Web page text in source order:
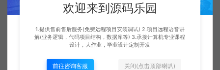
欢迎来到源码乐园
1.提供售前售后服务(免费远程项目安装调试) 2.项目远程语音讲
解(业务逻辑，代码项目结构，数据库等) 3.承接计算机专业课程
设计，大作业，毕业设计定制开发
前往咨询客服 关闭(点击顶部喇叭)